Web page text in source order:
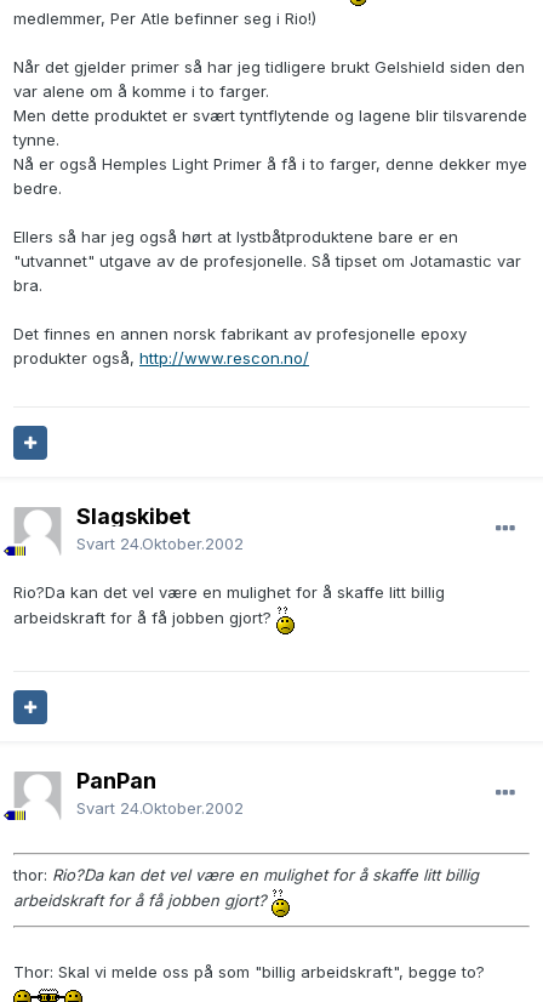
medlemmer, Per Atle befinner seg i Rio!)
Når det gjelder primer så har jeg tidligere brukt Gelshield siden den
var alene om å komme i to farger.
Men dette produktet er svært tyntflytende og lagene blir tilsvarende
tynne.
Nå er også Hemples Light Primer å få i to farger, denne dekker mye
bedre.
Ellers så har jeg også hørt at lystbåtproduktene bare er en
"utvannet" utgave av de profesjonelle. Så tipset om Jotamastic var
bra.
Det finnes en annen norsk fabrikant av profesjonelle epoxy
produkter også, http://www.rescon.no/
Slagskibet
Svart 24.Oktober.2002
Rio?Da kan det vel være en mulighet for å skaffe litt billig
arbeidskraft for å få jobben gjort?
PanPan
Svart 24.Oktober.2002
thor: Rio?Da kan det vel være en mulighet for å skaffe litt billig
arbeidskraft for å få jobben gjort?
Thor: Skal vi melde oss på som "billig arbeidskraft", begge to?